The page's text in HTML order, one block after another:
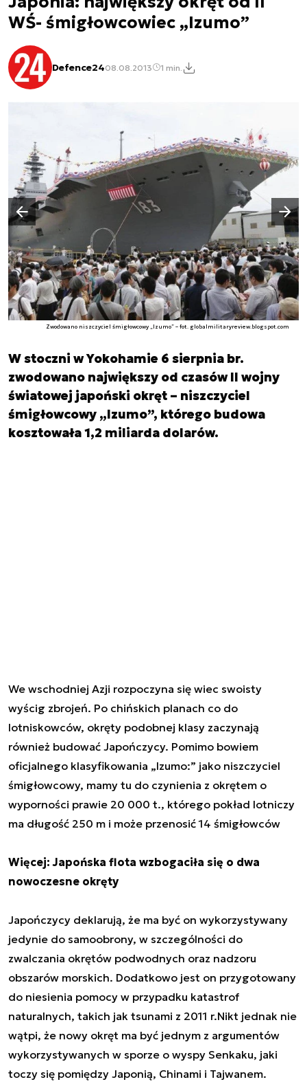
WŚ- śmigłowcowiec „Izumo”
Defence2408.08.2013 1 min.
Zwodowano niszczyciel śmigłowcowy „Izumo” – fot. globalmilitaryreview.blogspot.com
Poprzedni slajd
Następny slajd
W stoczni w Yokohamie 6 sierpnia br.
zwodowano największy od czasów II wojny
światowej japoński okręt – niszczyciel
śmigłowcowy „Izumo”, którego budowa
kosztowała 1,2 miliarda dolarów.
We wschodniej Azji rozpoczyna się wiec swoisty
wyścig zbrojeń. Po chińskich planach co do
lotniskowców, okręty podobnej klasy zaczynają
również budować Japończycy. Pomimo bowiem
oficjalnego klasyfikowania „Izumo:” jako niszczyciel
śmigłowcowy, mamy tu do czynienia z okrętem o
wyporności prawie 20 000 t., którego pokład lotniczy
ma długość 250 m i może przenosić 14 śmigłowców
Więcej: Japońska flota wzbogaciła się o dwa
nowoczesne okręty
Japończycy deklarują, że ma być on wykorzystywany
jedynie do samoobrony, w szczególności do
zwalczania okrętów podwodnych oraz nadzoru
obszarów morskich. Dodatkowo jest on przygotowany
do niesienia pomocy w przypadku katastrof
naturalnych, takich jak tsunami z 2011 r.Nikt jednak nie
wątpi, że nowy okręt ma być jednym z argumentów
wykorzystywanych w sporze o wyspy Senkaku, jaki
toczy się pomiędzy Japonią, Chinami i Tajwanem.